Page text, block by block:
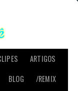
ARTIGOS
BLOG
/REMIX